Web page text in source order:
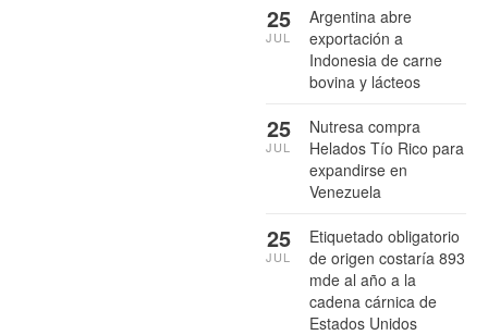
Argentina abre
exportación a
Indonesia de carne
bovina y lácteos
25
JUL
Nutresa compra
Helados Tío Rico para
expandirse en
Venezuela
25
JUL
Etiquetado obligatorio
de origen costaría 893
mde al año a la
cadena cárnica de
Estados Unidos
25
JUL